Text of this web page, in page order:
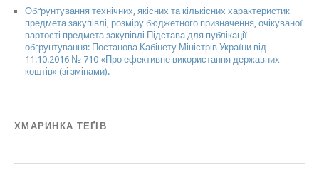
Обґрунтування технічних, якісних та кількісних характеристик
предмета закупівлі, розміру бюджетного призначення, очікуваної
вартості предмета закупівлі Підстава для публікації
обгрунтування: Постанова Кабінету Міністрів України від
11.10.2016 № 710 «Про ефективне використання державних
коштів» (зі змінами).
ХМАРИНКА ТЕҐІВ